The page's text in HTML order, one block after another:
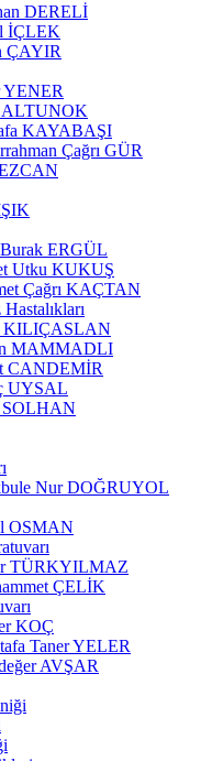
DERELİ
İÇLEK
ÇAYIR
YENER
ALTUNOK
KAYABAŞI
Çağrı GÜR
ERGÜL
Utku KUKUŞ
Çağrı KAÇTAN
KILIÇASLAN
MAMMADLI
CANDEMİR
UYSAL
SOLHAN
Nur DOĞRUYOL
OSMAN
TÜRKYILMAZ
ÇELİK
KOÇ
Taner YELER
AVŞAR